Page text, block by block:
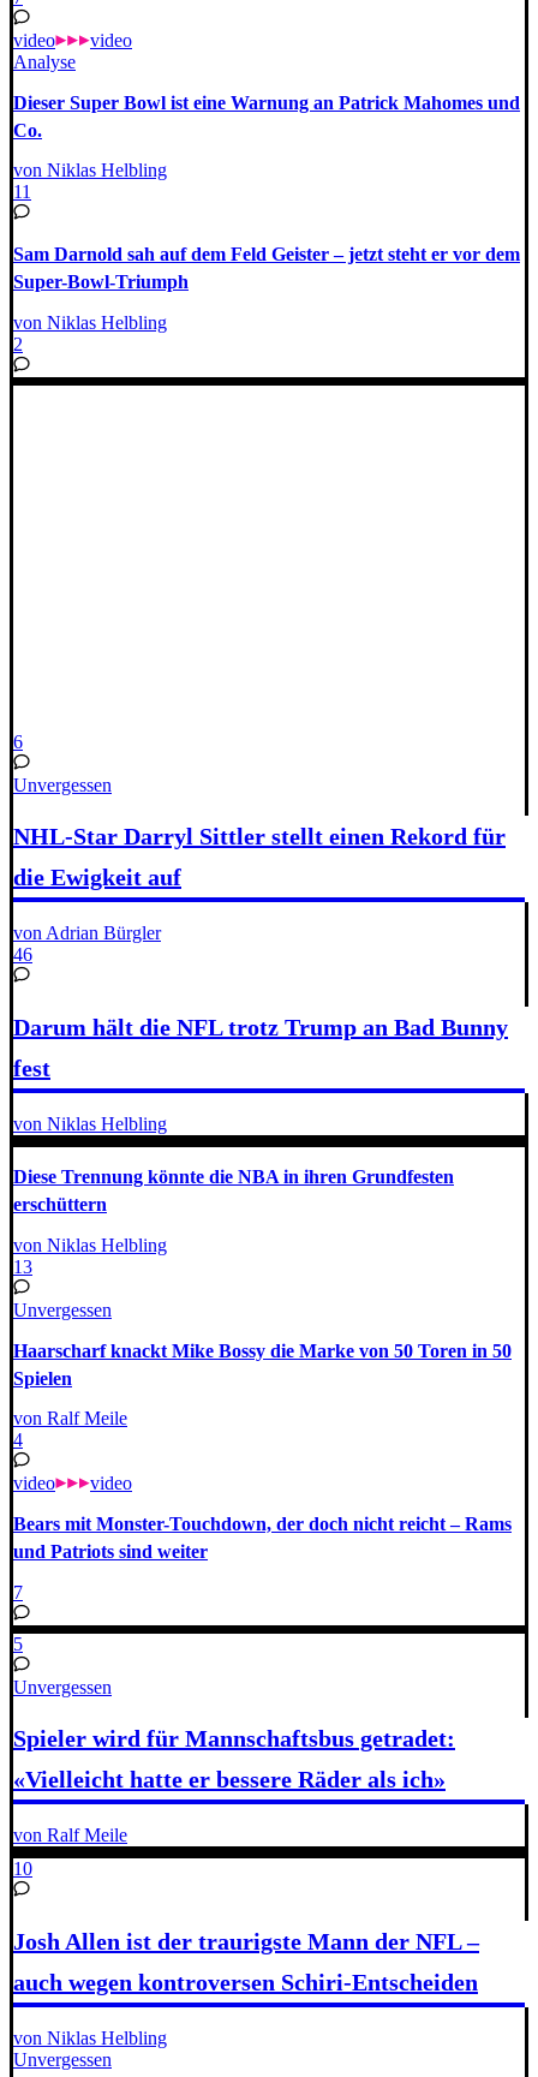
video
video
Analyse
Dieser Super Bowl ist eine Warnung an Patrick Mahomes und
Co.
von Niklas Helbling
11
Sam Darnold sah auf dem Feld Geister – jetzt steht er vor dem
Super-Bowl-Triumph
von Niklas Helbling
2
6
Unvergessen
NHL-Star Darryl Sittler stellt einen Rekord für
die Ewigkeit auf
von Adrian Bürgler
46
Darum hält die NFL trotz Trump an Bad Bunny
fest
von Niklas Helbling
Diese Trennung könnte die NBA in ihren Grundfesten
erschüttern
von Niklas Helbling
13
Unvergessen
Haarscharf knackt Mike Bossy die Marke von 50 Toren in 50
Spielen
von Ralf Meile
4
video video
Bears mit Monster-Touchdown, der doch nicht reicht – Rams
und Patriots sind weiter
7
5
Unvergessen
Spieler wird für Mannschaftsbus getradet:
«Vielleicht hatte er bessere Räder als ich»
von Ralf Meile
10
Josh Allen ist der traurigste Mann der NFL –
auch wegen kontroversen Schiri-Entscheiden
von Niklas Helbling
Unvergessen